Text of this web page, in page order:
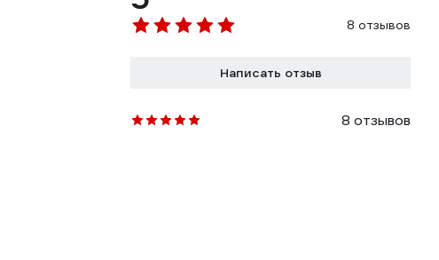
8 отзывов
Написать отзыв
8 отзывов